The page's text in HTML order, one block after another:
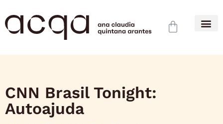
CNN Brasil Tonight:
Autoajuda